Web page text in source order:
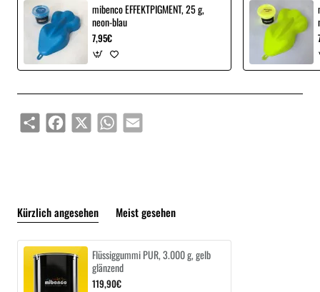
mibenco EFFEKTPIGMENT, 25 g,
neon-blau
7,95€
ShareFacebook
X WhatsAppEmail
Kürzlich angesehen Meist gesehen
Flüssiggummi PUR, 3.000 g, gelb
glänzend
119,90€